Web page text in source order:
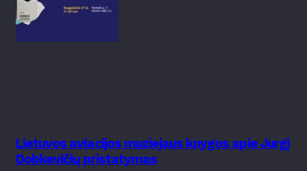
Lietuvos aviacijos muziejaus knygos apie Jurgį
Dobkevičių pristatymas